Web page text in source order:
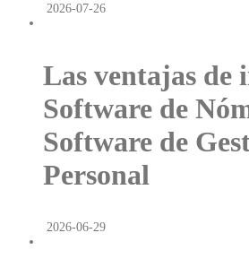
2026-07-26
Las ventajas de
Software de
Software de
Personal
2026-06-29